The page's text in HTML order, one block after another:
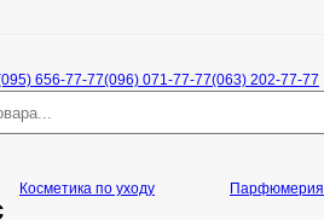
656-77-77(096) 071-77-77(063) 202-77-77
Косметика по уходу Парфюмерия